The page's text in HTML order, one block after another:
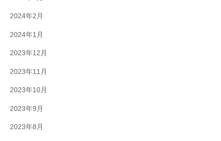
2024年2月
2024年1月
2023年12月
2023年11月
2023年10月
2023年9月
2023年8月